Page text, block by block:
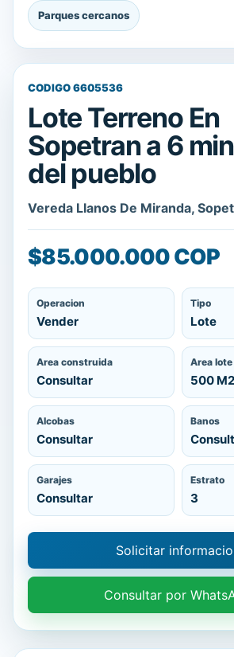
Parques cercanos
CODIGO 6605536
Lote Terreno En
Sopetran a 6
del pueblo
Vereda Llanos De Miranda,
$85.000.000 COP
Operacion
Vender
Tipo
Lote
Area construida
Consultar
Area lote
500 M2
Alcobas
Consultar
Banos
Garajes
Consultar
Estrato
3
Solicitar
Consultar por